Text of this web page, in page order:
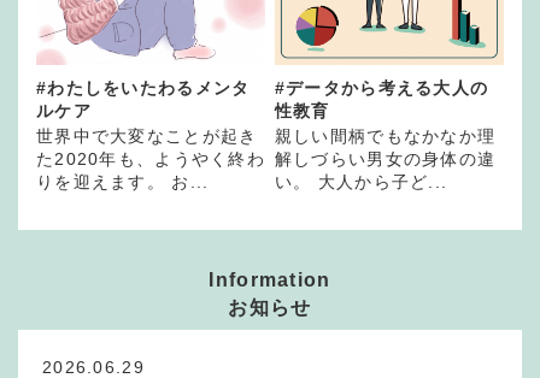
#わたしをいたわるメンタ
ルケア
世界中で大変なことが起き
た2020年も、ようやく終わ
りを迎えます。 お...
#データから考える大人の
性教育
親しい間柄でもなかなか理
解しづらい男女の身体の違
い。 大人から子ど...
Information
お知らせ
2026.06.29